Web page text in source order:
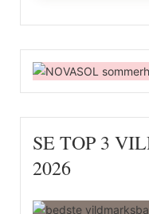
SE TOP 3
2026